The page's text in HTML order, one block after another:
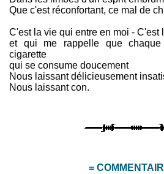
Que c'est réconfortant, ce mal de
C'est la vie qui entre en moi - C'est
et qui me rappelle que
cigarette
qui se consume doucement
Nous laissant délicieusement
Nous laissant con.
=